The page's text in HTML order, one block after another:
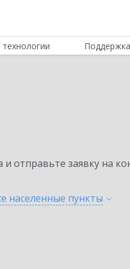
отправьте заявку на
населенные пункты